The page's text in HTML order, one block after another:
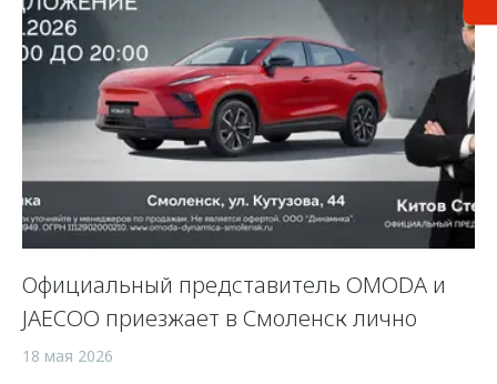
Официальный представитель OMODA и
JAECOO приезжает в Смоленск лично
18 мая 2026